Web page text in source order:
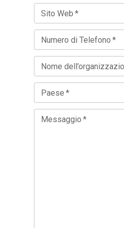
Sito Web *
Numero di Telefono *
Nome
Paese *
Messaggio *